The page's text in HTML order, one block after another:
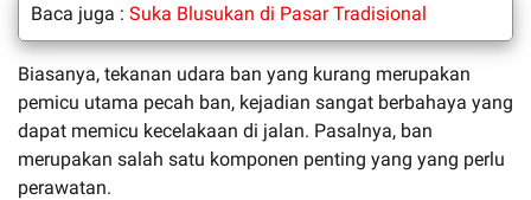
Baca juga : Suka Blusukan di Pasar Tradisional
Biasanya, tekanan udara ban yang kurang merupakan
pemicu utama pecah ban, kejadian sangat berbahaya yang
dapat memicu kecelakaan di jalan. Pasalnya, ban
merupakan salah satu komponen penting yang yang perlu
perawatan.